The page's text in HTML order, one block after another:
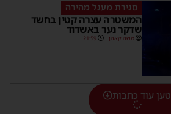
סגירת מעגל מהירה
המשטרה עצרה קטין בחשד
שדקר נער באשדוד
משה קאהן 21:59
טען עוד כתבות